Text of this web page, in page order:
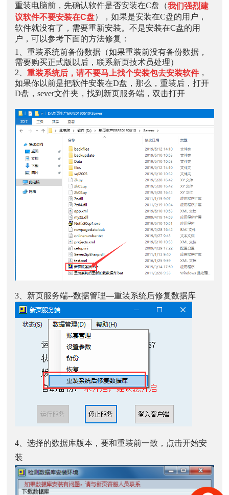
重装电脑前，先确认软件是否安装在C盘（我们强烈建
议软件不要安装在C盘），如果是安装在C盘的用户，
软件就没有了，需要重新安装。不是安装在C盘的用
户，可以参考下面的方法修复：
1、重装系统前备份数据（如果重装前没有备份数据，
需要购买正式版以后，联系新页技术员处理）
2、重装系统后，请不要马上找个安装包去安装软件，
如果你以前是把软件安装在D盘，那么，重装后，打开
D盘，sever文件夹，找到新页服务端，双击打开
3、新页服务端--数据管理—重装系统后修复数据库
4、选择的数据库版本，要和重装前一致，点击开始安
装